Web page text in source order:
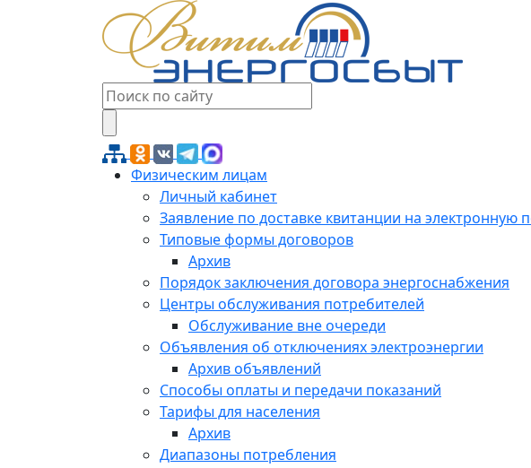
Физическим лицам
Личный кабинет
Заявление по доставке квитанции на электронную
Типовые формы договоров
Архив
Порядок заключения договора энергоснабжения
Центры обслуживания потребителей
Обслуживание вне очереди
Объявления об отключениях электроэнергии
Архив объявлений
Способы оплаты и передачи показаний
Тарифы для населения
Архив
Диапазоны потребления